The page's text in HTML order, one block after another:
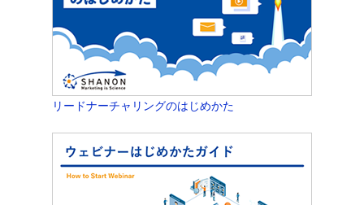
リードナーチャリングのはじめかた